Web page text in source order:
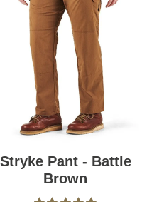
Stryke Pant - Battle
Brown